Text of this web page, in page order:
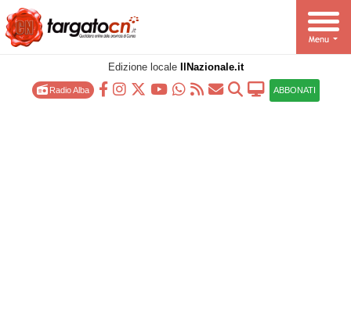
Edizione locale IlNazionale.it
Radio Alba ABBONATI